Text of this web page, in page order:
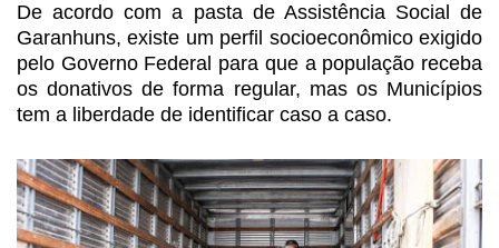
De acordo com a pasta de AssistênciaSocial de
Garanhuns, existe um perfil socioeconômico exigido
pelo GovernoFederal para que a população receba
os donativos de forma regular, mas os Municípios
tem a liberdade de identificar caso a caso.